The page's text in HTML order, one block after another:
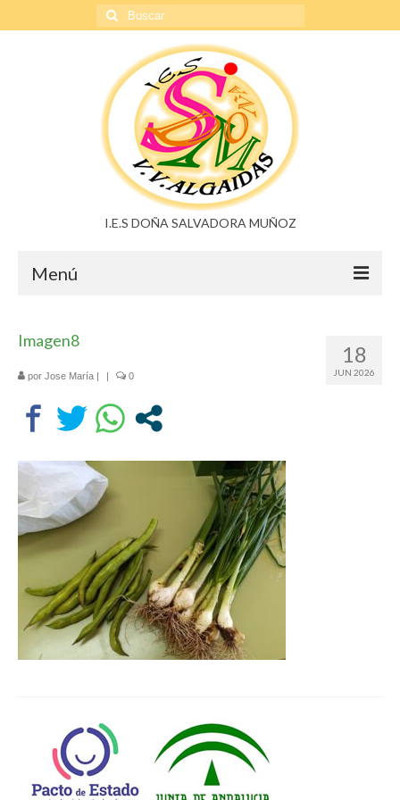
Buscar
por:
I.E.S DOÑA SALVADORA MUÑOZ
Menú
Departamentos
Lengua Castellana y Literatura
Educación física
Ciencias Naturales
Inglés
Religión
Orientación educativa
Historia
Profesorado
18
JUN 2026
Imagen8
por Jose María | | 0